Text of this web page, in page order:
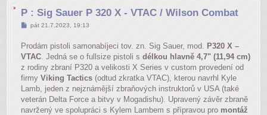
P : Sig Sauer P 320 X - VTAC / Wilson Combat
Příspěvek
pát 21.7.2023, 19:13
Prodám pistoli samonabíjeci tov. zn. Sig Sauer, mod. P320 X –
VTAC . Jedná se o fullsize pistoli s délkou hlavně 4,7" (11,94 cm)
z rodiny zbraní P320 a velikosti X Series v custom provedení od
firmy Viking Tactics (odtud zkratka VTAC), kterou navrhl Kyle
Lamb, jeden z nejznámější zbraňových instruktorů v USA (také
veterán Delta Force a bitvy v Mogadishu). Upravený závěr zbraně
navržený ve spolupráci s Kylem Lambem s přípravou pro montáž